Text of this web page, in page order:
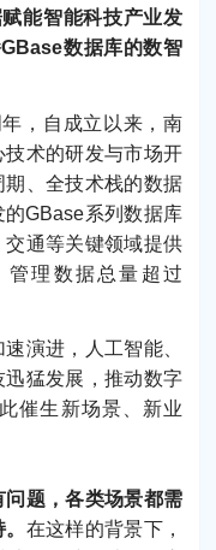
能智能科技产业发
数据库的数智
，自成立以来，南
术的研发与市场开
、全技术栈的数据
GBase系列数据库
通等关键领域提供
管理数据总量超过
演进，人工智能、
猛发展，推动数字
催生新场景、新业
题，各类场景都需
在这样的背景下，